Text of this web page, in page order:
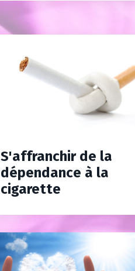
S'affranchir de la
dépendance à la
cigarette